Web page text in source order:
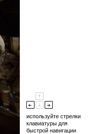
используйте стрелки
клавиатуры для
быстрой навигации